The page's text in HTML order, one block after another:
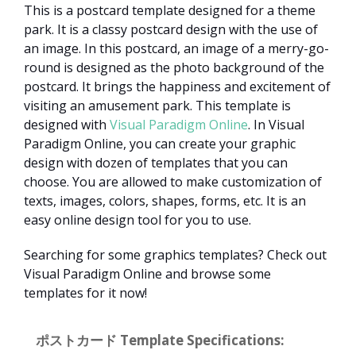
This is a postcard template designed for a theme
park. It is a classy postcard design with the use of
an image. In this postcard, an image of a merry-go-
round is designed as the photo background of the
postcard. It brings the happiness and excitement of
visiting an amusement park. This template is
designed with Visual Paradigm Online. In Visual
Paradigm Online, you can create your graphic
design with dozen of templates that you can
choose. You are allowed to make customization of
texts, images, colors, shapes, forms, etc. It is an
easy online design tool for you to use.
Searching for some graphics templates? Check out
Visual Paradigm Online and browse some
templates for it now!
ポストカード Template Specifications: